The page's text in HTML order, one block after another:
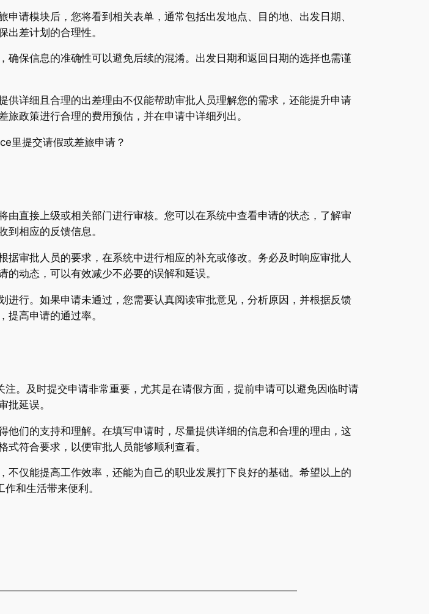
请模块后，您将看到相关表单，通常包括出发地点、目的地、出发日期、
差计划的合理性。
保信息的准确性可以避免后续的混淆。出发日期和返回日期的选择也需谨
详细且合理的出差理由不仅能帮助审批人员理解您的需求，还能提升申请
政策进行合理的费用预估，并在申请中详细列出。
直接上级或相关部门进行审核。您可以在系统中查看申请的状态，了解审
相应的反馈信息。
审批人员的要求，在系统中进行相应的补充或修改。务必及时响应审批人
动态，可以有效减少不必要的误解和延误。
行。如果申请未通过，您需要认真阅读审批意见，分析原因，并根据反馈
高申请的通过率。
。及时提交申请非常重要，尤其是在请假方面，提前申请可以避免因临时请
批延误。
们的支持和理解。在填写申请时，尽量提供详细的信息和合理的理由，这
符合要求，以便审批人员能够顺利查看。
仅能提高工作效率，还能为自己的职业发展打下良好的基础。希望以上的
和生活带来便利。